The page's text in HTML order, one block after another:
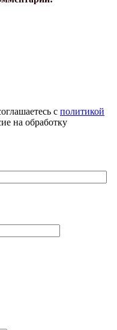
с политикой
на обработку